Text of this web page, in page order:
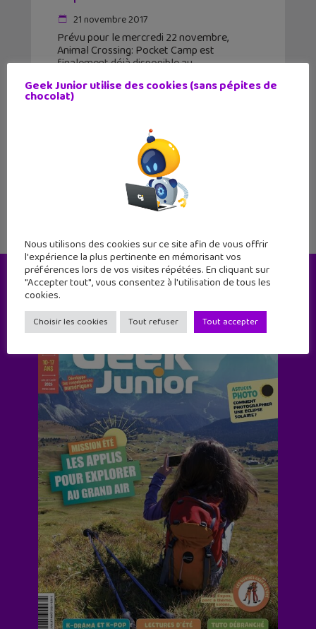
21 novembre 2017
Prévu pour le mercredi 22 novembre,
Animal Crossing: Pocket Camp est
finalement déjà disponible au
téléchargement sur iOS et Android. Ce jeu
n'est pas une surprise car Nintendo l'avait
annoncé il y a déjà quelques semaines.
3
Le magazine
Geek Junior utilise des cookies (sans pépites de
chocolat)
Nous utilisons des cookies sur ce site afin de vous offrir
l'expérience la plus pertinente en mémorisant vos
préférences lors de vos visites répétées. En cliquant sur
"Accepter tout", vous consentez à l'utilisation de tous les
cookies.
Choisir les cookies Tout refuser Tout accepter